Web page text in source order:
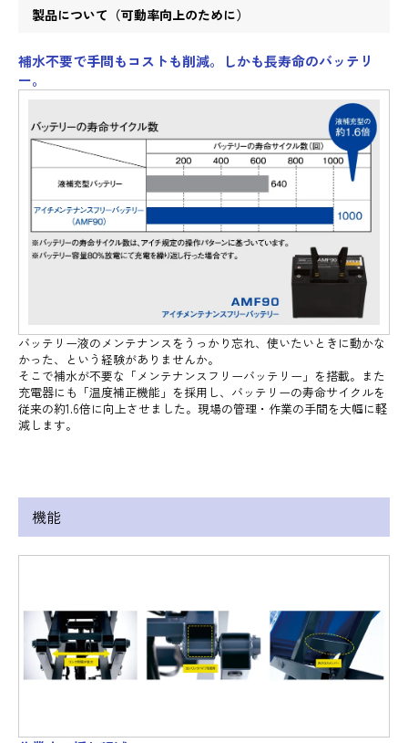
製品について（可動率向上のために）
補水不要で手間もコストも削減。しかも長寿命のバッテリ
ー。
バッテリー液のメンテナンスをうっかり忘れ、使いたいときに動かな
かった、という経験がありませんか。
そこで補水が不要な「メンテナンスフリーバッテリー」を搭載。また
充電器にも「温度補正機能」を採用し、バッテリーの寿命サイクルを
従来の約1.6倍に向上させました。現場の管理・作業の手間を大幅に軽
減します。
機能